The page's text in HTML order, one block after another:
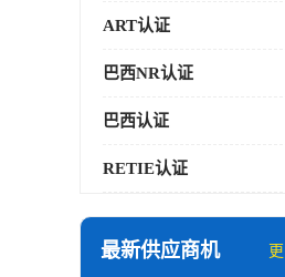
ART认证
巴西NR认证
巴西认证
RETIE认证
最新供应商机